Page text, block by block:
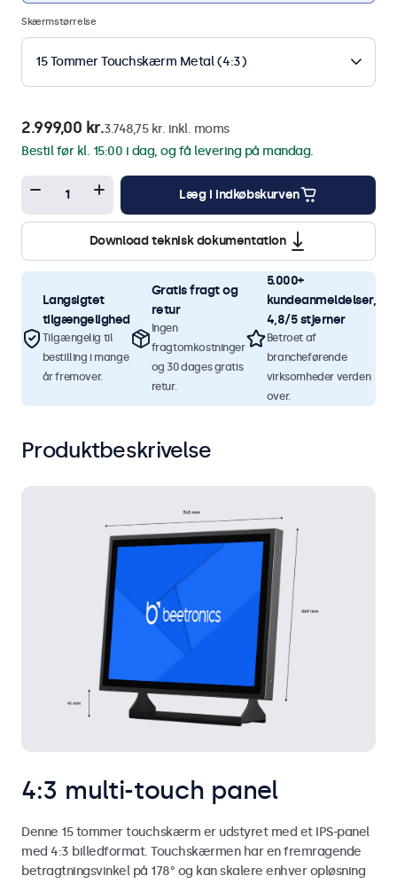
Skærmstørrelse
15 Tommer Touchskærm Metal (4:3)
2.999,00 kr.3.748,75 kr. inkl. moms
Bestil før kl. 15:00 i dag, og få levering på mandag.
Læg i indkøbskurven
Download teknisk dokumentation
Langsigtet
tilgængelighed
Tilgængelig til
bestilling i mange
år fremover.
Gratis fragt og
retur
Ingen
fragtomkostninger
og 30 dages gratis
retur.
5.000+
kundeanmeldelser,
4,8/5 stjerner
Betroet af
brancheførende
virksomheder verden
over.
Produktbeskrivelse
4:3 multi-touch panel
Denne 15 tommer touchskærm er udstyret med et IPS-panel
med 4:3 billedformat. Touchskærmen har en fremragende
betragtningsvinkel på 178° og kan skalere enhver opløsning